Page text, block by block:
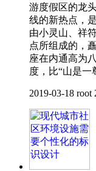
游度假区的龙
线的新热点，
由小灵山、祥
点所组成的，
座在内通高为
度，比“山是一
2019-03-18 root